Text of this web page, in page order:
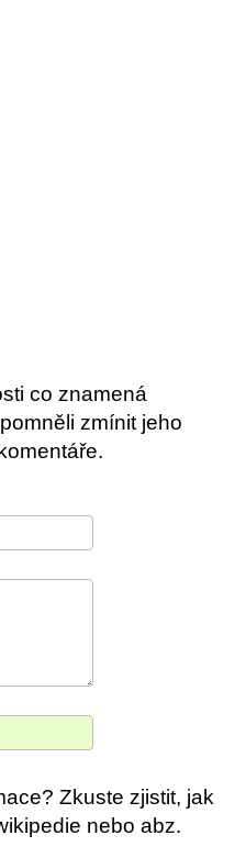
co znamená
zmínit jeho
Zkuste zjistit, jak
nebo abz.